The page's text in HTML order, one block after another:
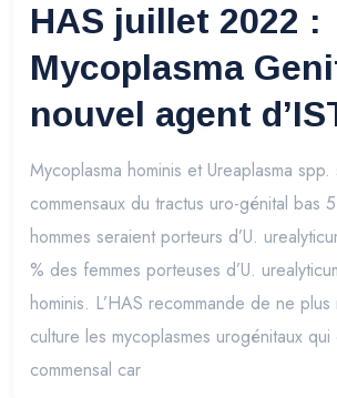
HAS juillet 2022 :
Mycoplasma
nouvel agent
Mycoplasma hominis et Ureaplasma
commensaux du tractus uro-génital bas
hommes seraient porteurs d’U.
% des femmes porteuses d’U.
hominis. L’HAS recommande de ne
culture les mycoplasmes urogénitaux qui
commensal car